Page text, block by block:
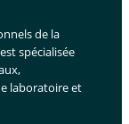
de la
spécialisée
laboratoire et